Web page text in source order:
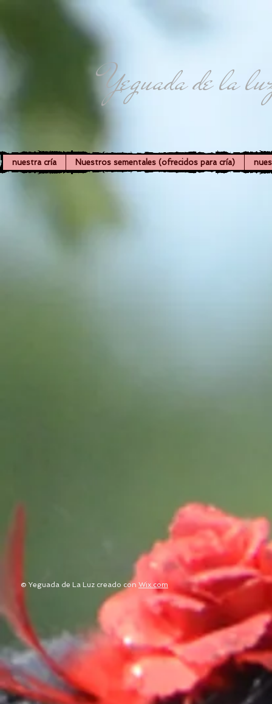
Yeguada de la
nuestra cría Nuestros sementales (ofrecidos para cría)
© Yeguada de La Luz creado con Wix.com